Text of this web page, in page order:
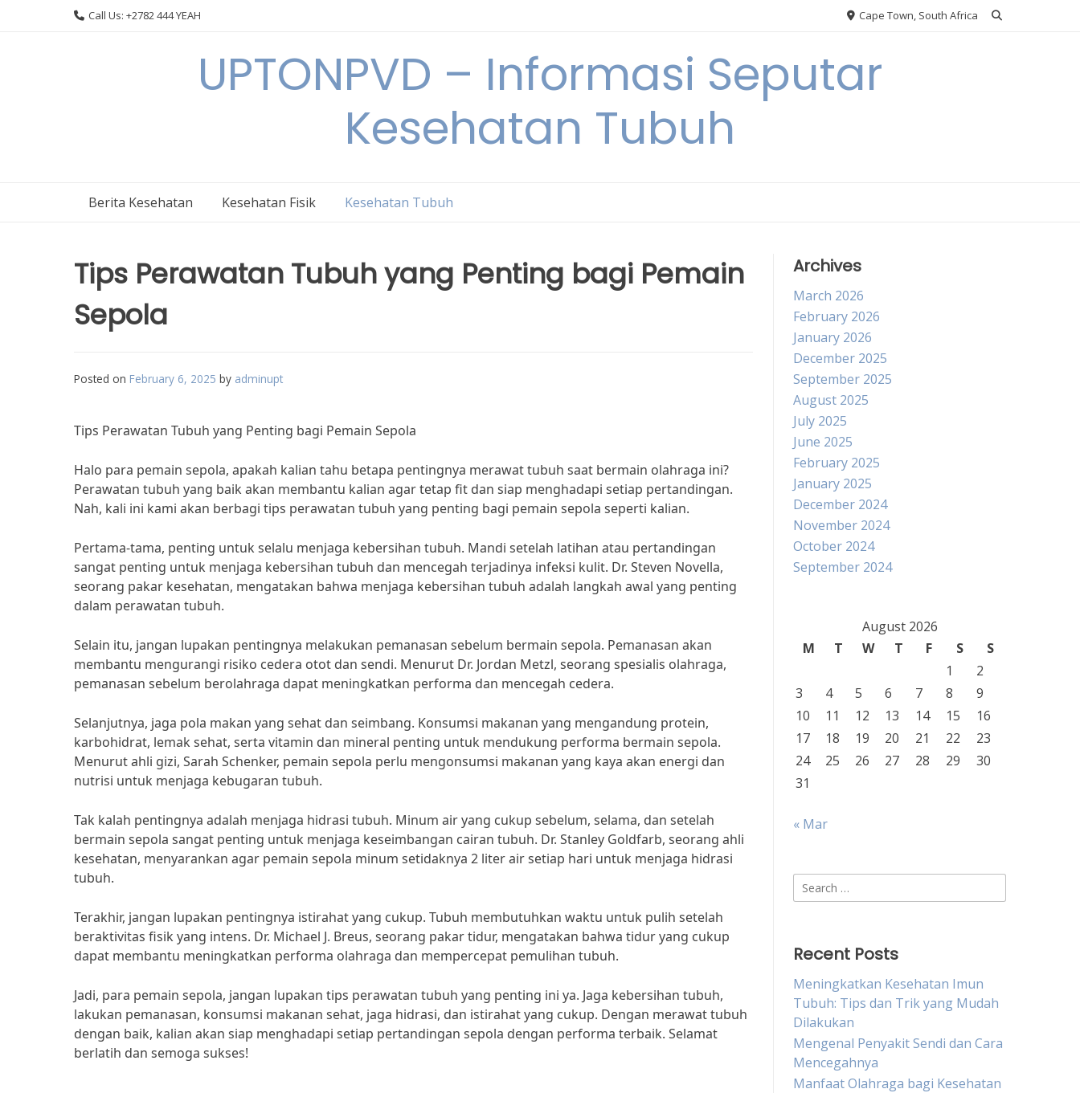
Call Us: +2782 444 YEAH Cape Town, South Africa
UPTONPVD – Informasi Seputar
Kesehatan Tubuh
Berita Kesehatan Kesehatan Fisik Kesehatan Tubuh
Tips Perawatan Tubuh yang Penting bagi Pemain
Sepola
Posted on February 6, 2025 by adminupt
Tips Perawatan Tubuh yang Penting bagi Pemain Sepola
Halo para pemain sepola, apakah kalian tahu betapa pentingnya merawat tubuh saat bermain olahraga ini?
Perawatan tubuh yang baik akan membantu kalian agar tetap fit dan siap menghadapi setiap pertandingan.
Nah, kali ini kami akan berbagi tips perawatan tubuh yang penting bagi pemain sepola seperti kalian.
Pertama-tama, penting untuk selalu menjaga kebersihan tubuh. Mandi setelah latihan atau pertandingan
sangat penting untuk menjaga kebersihan tubuh dan mencegah terjadinya infeksi kulit. Dr. Steven Novella,
seorang pakar kesehatan, mengatakan bahwa menjaga kebersihan tubuh adalah langkah awal yang penting
dalam perawatan tubuh.
Selain itu, jangan lupakan pentingnya melakukan pemanasan sebelum bermain sepola. Pemanasan akan
membantu mengurangi risiko cedera otot dan sendi. Menurut Dr. Jordan Metzl, seorang spesialis olahraga,
pemanasan sebelum berolahraga dapat meningkatkan performa dan mencegah cedera.
Selanjutnya, jaga pola makan yang sehat dan seimbang. Konsumsi makanan yang mengandung protein,
karbohidrat, lemak sehat, serta vitamin dan mineral penting untuk mendukung performa bermain sepola.
Menurut ahli gizi, Sarah Schenker, pemain sepola perlu mengonsumsi makanan yang kaya akan energi dan
nutrisi untuk menjaga kebugaran tubuh.
Tak kalah pentingnya adalah menjaga hidrasi tubuh. Minum air yang cukup sebelum, selama, dan setelah
bermain sepola sangat penting untuk menjaga keseimbangan cairan tubuh. Dr. Stanley Goldfarb, seorang ahli
kesehatan, menyarankan agar pemain sepola minum setidaknya 2 liter air setiap hari untuk menjaga hidrasi
tubuh.
Terakhir, jangan lupakan pentingnya istirahat yang cukup. Tubuh membutuhkan waktu untuk pulih setelah
beraktivitas fisik yang intens. Dr. Michael J. Breus, seorang pakar tidur, mengatakan bahwa tidur yang cukup
dapat membantu meningkatkan performa olahraga dan mempercepat pemulihan tubuh.
Jadi, para pemain sepola, jangan lupakan tips perawatan tubuh yang penting ini ya. Jaga kebersihan tubuh,
lakukan pemanasan, konsumsi makanan sehat, jaga hidrasi, dan istirahat yang cukup. Dengan merawat tubuh
dengan baik, kalian akan siap menghadapi setiap pertandingan sepola dengan performa terbaik. Selamat
berlatih dan semoga sukses!
Archives
March 2026
February 2026
January 2026
December 2025
September 2025
August 2025
July 2025
June 2025
February 2025
January 2025
December 2024
November 2024
October 2024
September 2024
August 2026
M
T W T F S
S
1
2
3
4 5 6 7 8
9
10
11 12 13 14 15
16
17
18 19 20 21 22
23
24
25 26 27 28 29
30
31
« Mar
Search
for:
Recent Posts
Meningkatkan Kesehatan Imun
Tubuh: Tips dan Trik yang Mudah
Dilakukan
Mengenal Penyakit Sendi dan Cara
Mencegahnya
Manfaat Olahraga bagi Kesehatan